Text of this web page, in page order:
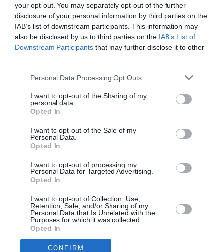
your opt-out. You may separately opt-out of the further
disclosure of your personal information by third parties on the
IAB’s list of downstream participants. This information may
also be disclosed by us to third parties on the IAB’s List of
Downstream Participants that may further disclose it to other
Personal Data Processing Opt Outs
I want to opt-out of the Sharing of my
personal data.
Opted In
I want to opt-out of the Sale of my
Personal Data.
Opted In
I want to opt-out of processing my
Personal Data for Targeted Advertising.
Opted In
I want to opt-out of Collection, Use,
Retention, Sale, and/or Sharing of my
Personal Data that Is Unrelated with the
Purposes for which it was collected.
Opted In
CONFIRM
που δεν σέβονται τα δικαιώματα και τα
συμφέροντά μας. Θα συνεχίσουμε να
πράττουμε ό,τι έχουμε πράξει και στο
παρελθόν. Δεν έχει κανένα νόημα η επιμονή
στο συγκεκριμένο ζήτημα” ανέφερε
χαρακτηριστικά η πηγή.
Η σημερινή τουρκική αντίδραση έρχεται λίγες
μέρες μετά την προειδοποίηση της Άγκυρας,
εκφράσει εκ νέου την αντίθεσή της στο έργο
του υποθαλάσσιου ηλεκτρικού καλωδίου που
προωθούν Ελλάδα, Κύπρος και Ισραήλ.